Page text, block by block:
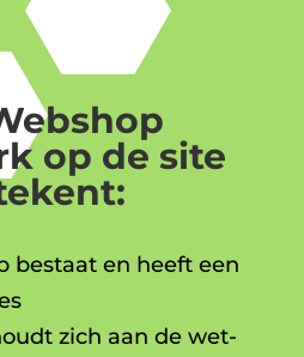
op de site
bestaat en heeft een
zich aan de wet-